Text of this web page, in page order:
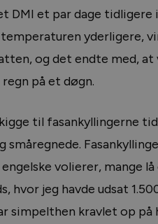
DMI et par dage tidligere
yderligere,
og det endte med, at
på et døgn.
til fasankyllingerne
volierer, mange lå
hvor jeg havde udsat
simpelthen kravlet op